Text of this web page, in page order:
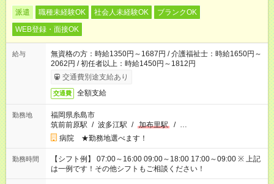
派遣 職種未経験OK 社会人未経験OK
ブランクOK
WEB登録・面接OK
給与
無資格の方：時給1350円～1687円 / 介護福祉士：時給1650円～
2062円 / 初任者以上：時給1450円～1812円
交通費別途支給あり
交通費 全額支給
勤務地
福岡県糸島市
筑前前原駅 / 波多江駅 / 加布里駅 / …
病院 ★勤務地選べます！
勤務時間
【シフト例】 07:00～16:00 09:00～18:00 17:00～09:00 ※ 上記
は一例です！その他シフトもご相談ください！